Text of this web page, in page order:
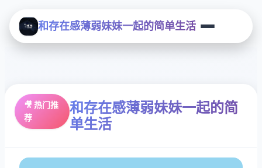
和存在感薄弱妹妹一起的简单生活
🎥 热门推
荐
和存在感薄弱妹妹一起的简
单生活